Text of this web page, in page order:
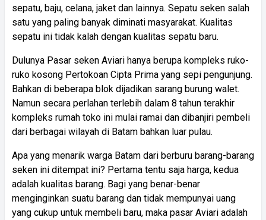
sepatu, baju, celana, jaket dan lainnya. Sepatu seken salah
satu yang paling banyak diminati masyarakat. Kualitas
sepatu ini tidak kalah dengan kualitas sepatu baru.
Dulunya Pasar seken Aviari hanya berupa kompleks ruko-
ruko kosong Pertokoan Cipta Prima yang sepi pengunjung.
Bahkan di beberapa blok dijadikan sarang burung walet.
Namun secara perlahan terlebih dalam 8 tahun terakhir
kompleks rumah toko ini mulai ramai dan dibanjiri pembeli
dari berbagai wilayah di Batam bahkan luar pulau.
Apa yang menarik warga Batam dari berburu barang-barang
seken ini ditempat ini? Pertama tentu saja harga, kedua
adalah kualitas barang. Bagi yang benar-benar
menginginkan suatu barang dan tidak mempunyai uang
yang cukup untuk membeli baru, maka pasar Aviari adalah